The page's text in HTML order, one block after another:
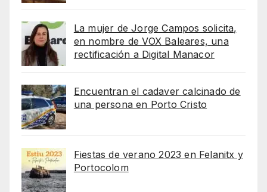
La mujer de Jorge Campos solicita,
en nombre de VOX Baleares, una
rectificación a Digital Manacor
Encuentran el cadaver calcinado de
una persona en Porto Cristo
Fiestas de verano 2023 en Felanitx y
Portocolom